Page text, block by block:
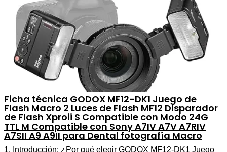
Ficha técnica GODOX MF12-DK1 Juego de
Flash Macro 2 Luces de Flash MF12 Disparador
de Flash Xproii S Compatible con Modo 24G
TTL M Compatible con Sony A7IV A7V A7RIV
A7SII A9 A9II para Dental fotografía Macro
1. Introducción: ¿Por qué elegir GODOX MF12-DK1 Juego